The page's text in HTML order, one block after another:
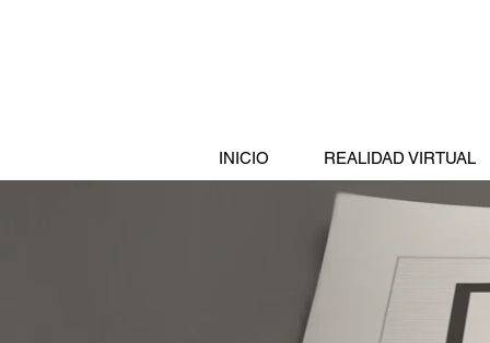
INICIO REALIDAD VIRTUAL